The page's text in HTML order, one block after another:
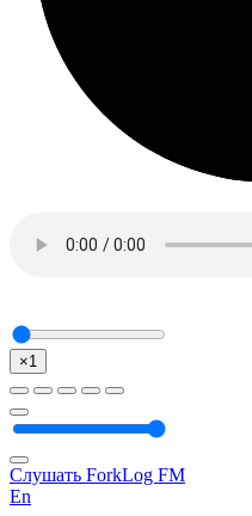
×1
Слушать ForkLog FM
En